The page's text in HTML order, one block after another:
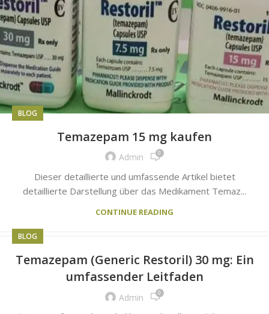
BLOG
Temazepam 15 mg kaufen
Admin 0
Dieser detaillierte und umfassende Artikel bietet
detaillierte Darstellung über das Medikament Temaz...
CONTINUE READING
BLOG
Temazepam (Generic Restoril) 30 mg: Ein
umfassender Leitfaden
Admin 0